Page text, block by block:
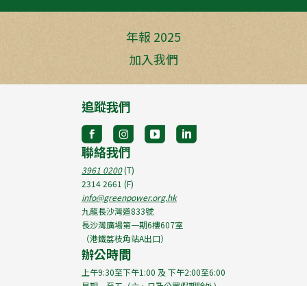
年報 2025
加入我們
追蹤我們
聯絡我們
3961 0200(T)
2314 2661 (F)
info@greenpower.org.hk
九龍長沙灣道833號
長沙灣廣場第一期6樓607室
（港鐵荔枝角站A出口）
辦公時間
上午9:30至下午1:00 及 下午2:00至6:00